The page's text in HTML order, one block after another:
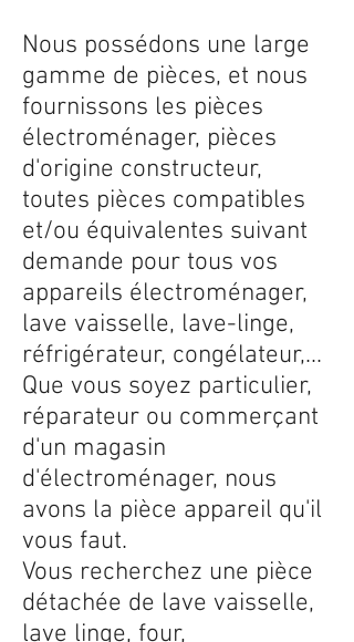
Nous possédons une large
gamme de pièces, et nous
fournissons les pièces
électroménager, pièces
d'origine constructeur,
toutes pièces compatibles
et/ou équivalentes suivant
demande pour tous vos
appareils électroménager,
lave vaisselle, lave-linge,
réfrigérateur, congélateur,...
Que vous soyez particulier,
réparateur ou commerçant
d'un magasin
d'électroménager, nous
avons la pièce appareil qu'il
vous faut.
Vous recherchez une pièce
détachée de lave vaisselle,
lave linge, four,